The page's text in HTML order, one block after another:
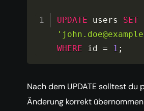
UPDATE users SET
WHERE id = 1 ;
Nach dem UPDATE solltest du
Änderung korrekt